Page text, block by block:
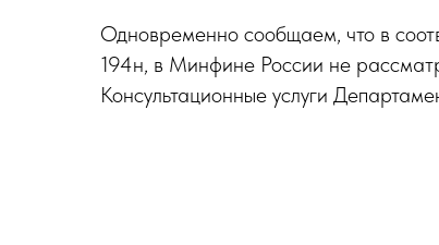
Одновременно сообщаем, что в
194н, в Минфине России не
Консультационные услуги